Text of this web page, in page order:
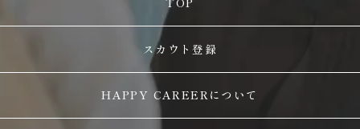
スカウト登録
HAPPY CAREERについて